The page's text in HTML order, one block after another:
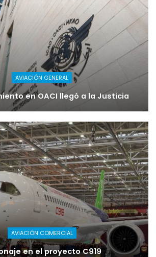
AVIACIÓN GENERAL
en OACI llegó a la Justicia
AVIACIÓN COMERCIAL
en el proyecto C919